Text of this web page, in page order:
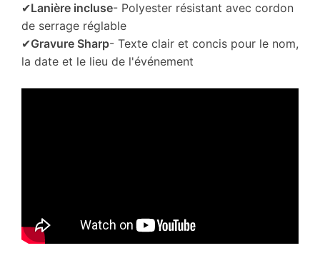
✔Lanière incluse- Polyester résistant avec cordon
de serrage réglable
✔Gravure Sharp- Texte clair et concis pour le nom,
la date et le lieu de l'événement